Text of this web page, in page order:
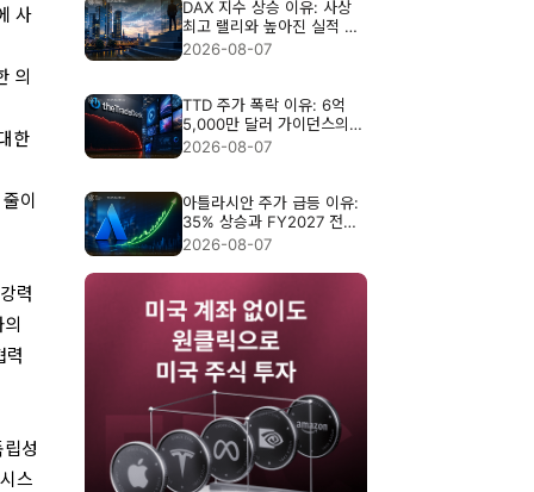
사
의
한
이
력
력
성
스
DAX 지수 상승 이유: 사상
최고 랠리와 높아진 실적 기
준
2026-08-07
TTD 주가 폭락 이유: 6억
5,000만 달러 가이던스의
충격
2026-08-07
아틀라시안 주가 급등 이유:
35% 상승과 FY2027 전망
분석
2026-08-07